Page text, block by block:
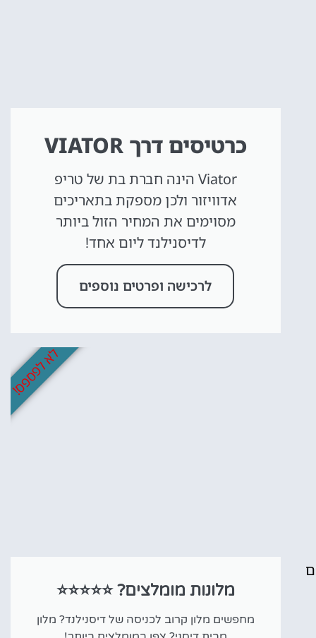
כרטיסים דרך VIATOR
Viator הינה חברת בת של טריפ
אדוויזור ולכן מספקת בתאריכים
מסוימים את המחיר הזול ביותר
לדיסנילנד ליום אחד!
לרכישה ופרטים נוספים
מלונות מומלצים? ⭐⭐⭐⭐⭐
מחפשים מלון קרוב לכניסה של דיסנילנד? מלון
לא לפספס!